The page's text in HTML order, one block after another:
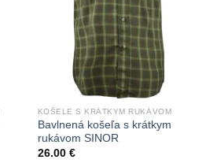
KOŠELE S KRÁTKYM RUKÁVOM
Bavlnená košeľa s krátkym
rukávom SINOR
26.00 €